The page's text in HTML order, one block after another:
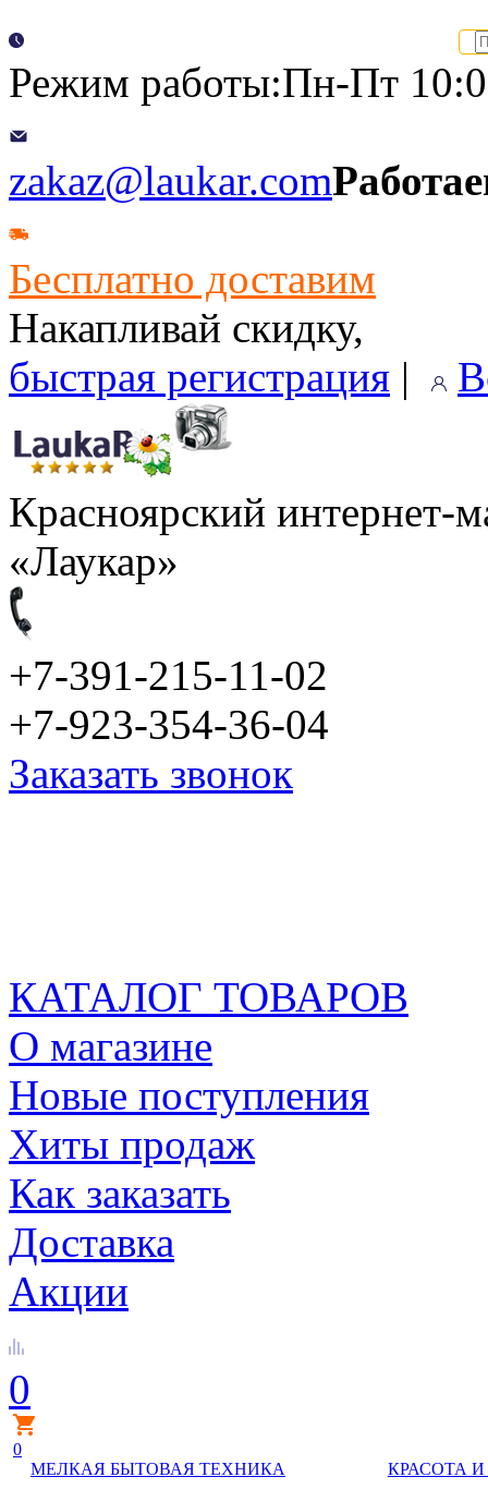
Режим работы:Пн-Пт
zakaz@laukar.com
Бесплатно доставим
Накапливай скидку,
быстрая регистрация |
Красноярский интернет-
«Лаукар»
+7-391-215-11-02
+7-923-354-36-04
Заказать звонок
КАТАЛОГ ТОВАРОВ
О магазине
Новые поступления
Хиты продаж
Как заказать
Доставка
Акции
0
0
МЕЛКАЯ БЫТОВАЯ ТЕХНИКА
КРАСОТА И